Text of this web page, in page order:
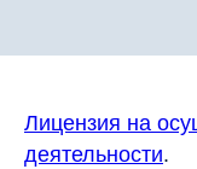
Лицензия на
деятельности.